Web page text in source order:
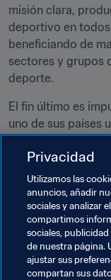
misión clara,
deportivo en
beneficiando de
sectores y grupos
deporte.
El fin último es
uno de sus países
efectiva y
Temas
Programa
Privacidad
Utilizamos las
anuncios, añadir
sociales y analizar
compartimos
sociales,
de nuestra página.
ajustar sus
compartan sus